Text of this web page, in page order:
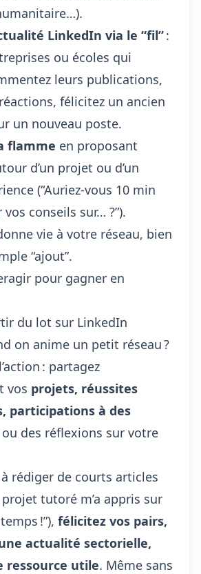
LinkedIn via le “fil”:
ou écoles qui
leurs publications,
félicitez un ancien
un nouveau poste.
flamme en proposant
d’un projet ou d’un
(“Auriez-vous 10 min
conseils sur… ?”).
vie à votre réseau, bien
“ajout”.
pour gagner en
du lot sur LinkedIn
on anime un petit réseau ?
: partagez
vos projets, réussites
participations à des
ou des réflexions sur votre
à rédiger de courts articles
projet tutoré m’a appris sur
!”), félicitez vos pairs,
actualité sectorielle,
ressource utile. Même sans